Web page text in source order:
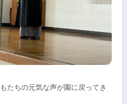
たちの元気な声が園に戻ってき